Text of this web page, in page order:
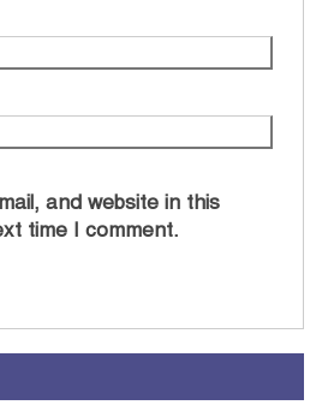
and website in this
time I comment.